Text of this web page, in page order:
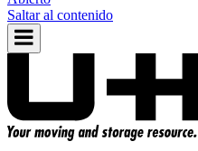
Saltar al contenido